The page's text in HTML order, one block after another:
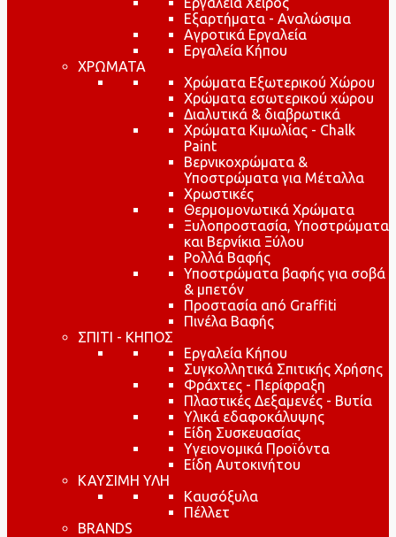
Εξαρτήματα - Αναλώσιμα
Αγροτικά Εργαλεία
Εργαλεία Κήπου
ΧΡΩΜΑΤΑ
Χρώματα Εξωτερικού Χώρου
Χρώματα εσωτερικού χώρου
Διαλυτικά & διαβρωτικά
Χρώματα Κιμωλίας - Chalk
Paint
Βερνικοχρώματα &
Υποστρώματα για Μέταλλα
Χρωστικές
Θερμομονωτικά Χρώματα
Ξυλοπροστασία, Υποστρώματα
και Βερνίκια Ξύλου
Ρολλά Βαφής
Υποστρώματα βαφής για σοβά
& μπετόν
Προστασία από Graffiti
Πινέλα Βαφής
ΣΠΙΤΙ - ΚΗΠΟΣ
Εργαλεία Κήπου
Συγκολλητικά Σπιτικής Χρήσης
Φράχτες - Περίφραξη
Πλαστικές Δεξαμενές - Βυτία
Υλικά εδαφοκάλυψης
Είδη Συσκευασίας
Υγειονομικά Προϊόντα
Είδη Αυτοκινήτου
ΚΑΥΣΙΜΗ ΥΛΗ
Καυσόξυλα
Πέλλετ
BRANDS